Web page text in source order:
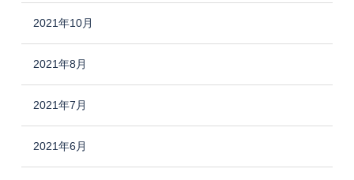
2021年10月
2021年8月
2021年7月
2021年6月